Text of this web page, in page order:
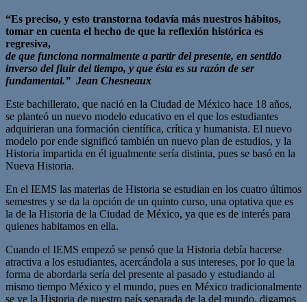
“Es preciso, y esto transtorna todavía más nuestros hábitos,
tomar en cuenta el hecho de que la reflexión histórica es
regresiva,
de que funciona normalmente a partir del presente, en sentido
inverso del fluir del tiempo, y que ésta es su razón de ser
fundamental.” Jean Chesneaux
Este bachillerato, que nació en la Ciudad de México hace 18 años,
se planteó un nuevo modelo educativo en el que los estudiantes
adquirieran una formación científica, crítica y humanista. El nuevo
modelo por ende significó también un nuevo plan de estudios, y la
Historia impartida en él igualmente sería distinta, pues se basó en la
Nueva Historia.
En el IEMS las materias de Historia se estudian en los cuatro últimos
semestres y se da la opción de un quinto curso, una optativa que es
la de la Historia de la Ciudad de México, ya que es de interés para
quienes habitamos en ella.
Cuando el IEMS empezó se pensó que la Historia debía hacerse
atractiva a los estudiantes, acercándola a sus intereses, por lo que la
forma de abordarla sería del presente al pasado y estudiando al
mismo tiempo México y el mundo, pues en México tradicionalmente
se ve la Historia de nuestro país separada de la del mundo, digamos